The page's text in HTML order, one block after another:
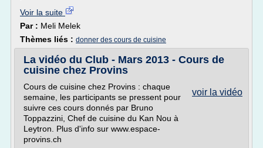
Voir la suite
Par : Meli Melek
Thèmes liés : donner des cours de cuisine
La vidéo du Club - Mars 2013 - Cours de
cuisine chez Provins
voir la vidéo
Cours de cuisine chez Provins : chaque
semaine, les participants se pressent pour
suivre ces cours donnés par Bruno
Toppazzini, Chef de cuisine du Kan Nou à
Leytron. Plus d'info sur www.espace-
provins.ch